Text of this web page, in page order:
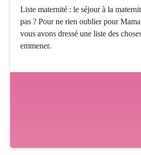
Liste maternité : le séjour à la
pas ? Pour ne rien oublier pour
vous avons dressé une liste des
emmener.